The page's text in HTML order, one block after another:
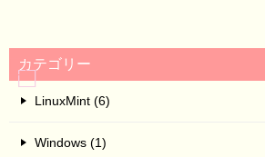
カテゴリー
LinuxMint (6)
Windows (1)